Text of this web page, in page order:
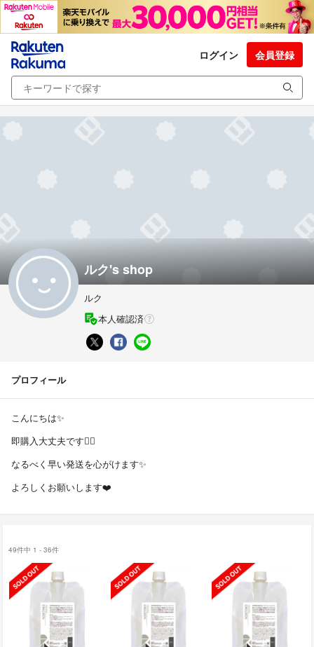
ログイン 会員登録
ルク's shop
ルク
本人確認済
プロフィール
こんにちは✨
即購入大丈夫です🙆‍♀️
なるべく早い発送を心がけます✨
よろしくお願いします❤️
49件中 1 - 36件